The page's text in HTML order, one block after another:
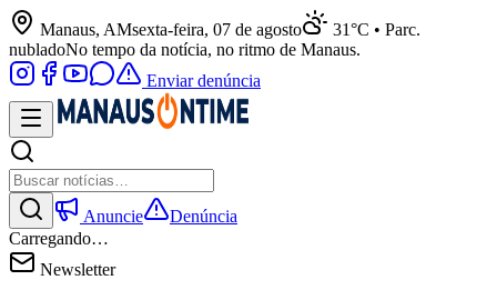
Manaus, AMsexta-feira, 07 de agosto
31°C • Parc.
nubladoNo tempo da notícia, no ritmo de Manaus.
Enviar denúncia
Anuncie
Denúncia
Carregando…
Newsletter